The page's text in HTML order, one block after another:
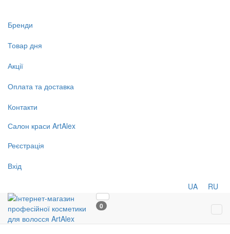
Бренди
Товар дня
Акції
Оплата та доставка
Контакти
Салон краси ArtAlex
Реєстрація
Вхід
UA RU
0